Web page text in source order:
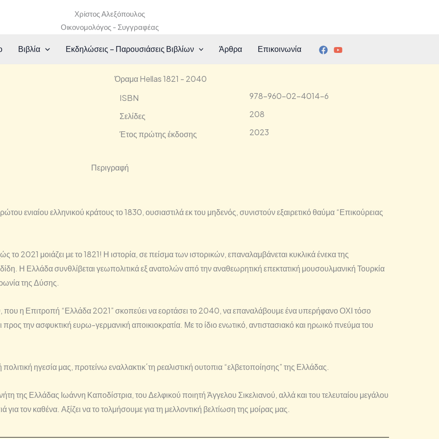
Χρίστος Αλεξόπουλος
Οικονομολόγος - Συγγραφέας
Βιβλία Εκδηλώσεις – Παρουσιάσεις Βιβλίων Άρθρα Επικοινωνία
Όραμα Hellas 1821 - 2040
ISBN
978-960-02-4014-6
Σελίδες
208
Έτος πρώτης έκδοσης
2023
Περιγραφή
ενιαίου ελληνικού κράτους το 1830, ουσιαστιλά εκ του μηδενός, συνιστούν εξαιρετικό θαύμα “Επικούρειας
2021 μοιάζει με το 1821! Η ιστορία, σε πείσμα των ιστορικών, επαναλαμβάνεται κυκλικά ένεκα της
Η Ελλάδα συνθλίβεται γεωπολιτικά εξ ανατολών από την αναθεωρητική επεκτατική μουσουλμανική Τουρκία
της Δύσης.
που η Επιτροπή “Ελλάδα 2021” σκοπεύει να εορτάσει το 2040, να επαναλάβουμε ένα υπερήφανο ΟΧΙ τόσο
την ασφυκτική ευρω-γερμανική αποικιοκρατία. Με το ίδιο ενωτικό, αντιστασιακό και ηρωικό πνεύμα του
ηγεσία μας, προτείνω εναλλακτικ΄τη ρεαλιστική ουτοπια “ελβετοποίησης” της Ελλάδας.
της Ελλάδας Ιωάννη Καποδίστρια, του Δελφικού ποιητή Άγγελου Σικελιανού, αλλά και του τελευταίου μεγάλου
τον καθένα. Αξίζει να το τολμήσουμε για τη μελλοντική βελτίωση της μοίρας μας.